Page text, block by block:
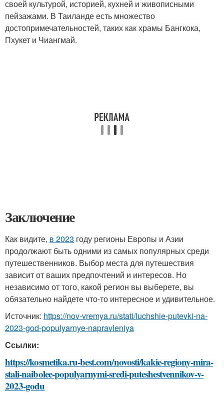
своей культурой, историей, кухней и живописными
пейзажами. В Таиланде есть множество
достопримечательностей, таких как храмы Бангкока,
Пхукет и Чиангмай.
Заключение
Как видите, в 2023 году регионы Европы и Азии
продолжают быть одними из самых популярных среди
путешественников. Выбор места для путешествия
зависит от ваших предпочтений и интересов. Но
независимо от того, какой регион вы выберете, вы
обязательно найдете что-то интересное и удивительное.
Источник: https://nov-vremya.ru/stati/luchshie-putevki-na-
2023-god-populyarnye-napravleniya
Ссылки:
https://kosmetika.ru-best.com/novosti/kakie-regiony-mira-
stali-naibolee-populyarnymi-sredi-puteshestvennikov-v-
2023-godu